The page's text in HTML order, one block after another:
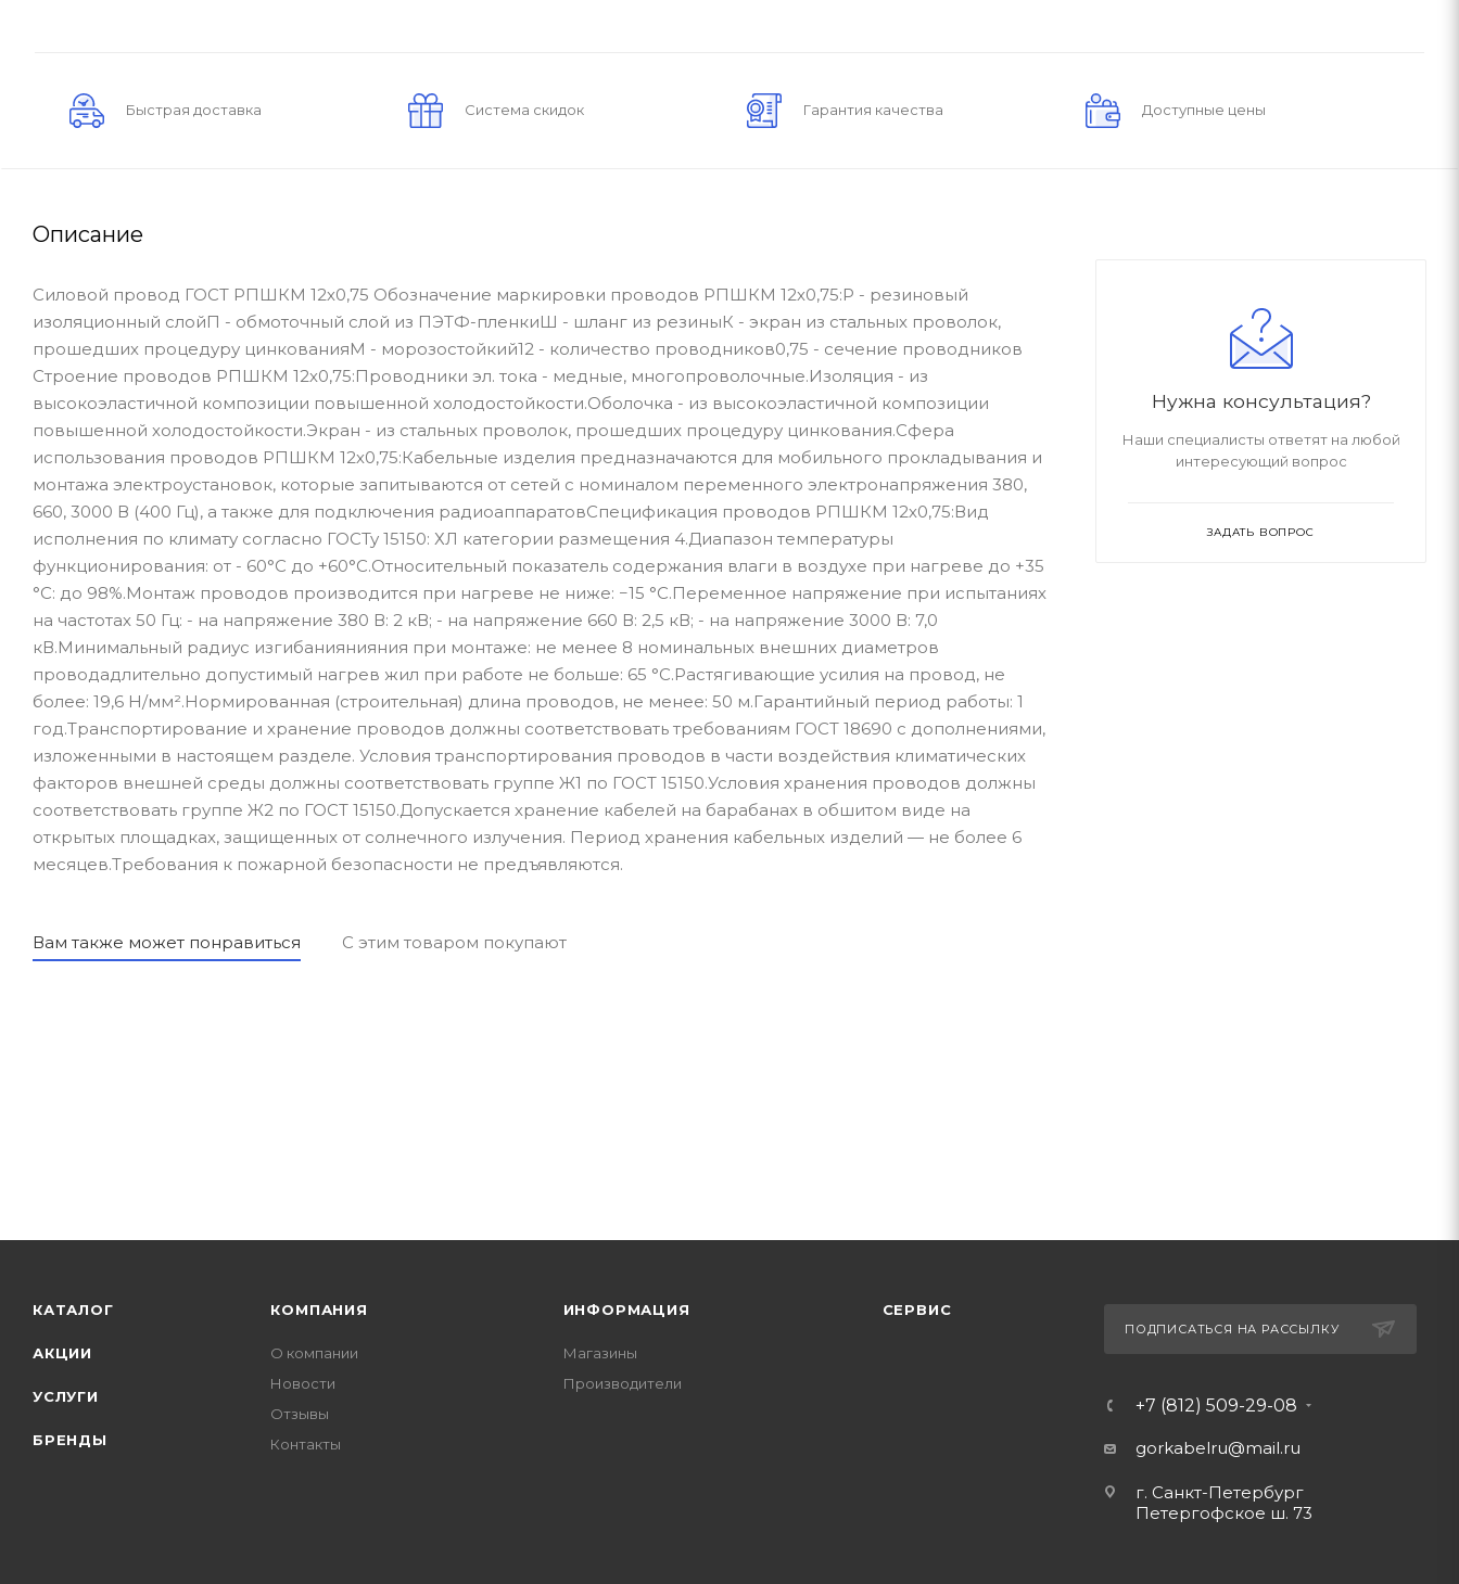
Быстрая доставка Система скидок Гарантия качества Доступные цены
Описание
Силовой провод ГОСТ РПШКМ 12х0,75 Обозначение маркировки проводов РПШКМ 12х0,75:Р - резиновый
изоляционный слойП - обмоточный слой из ПЭТФ-пленкиШ - шланг из резиныК - экран из стальных проволок,
прошедших процедуру цинкованияМ - морозостойкий12 - количество проводников0,75 - сечение проводников
Строение проводов РПШКМ 12х0,75:Проводники эл. тока - медные, многопроволочные.Изоляция - из
высокоэластичной композиции повышенной холодостойкости.Оболочка - из высокоэластичной композиции
повышенной холодостойкости.Экран - из стальных проволок, прошедших процедуру цинкования.Сфера
использования проводов РПШКМ 12х0,75:Кабельные изделия предназначаются для мобильного прокладывания и
монтажа электроустановок, которые запитываются от сетей с номиналом переменного электронапряжения 380,
660, 3000 В (400 Гц), а также для подключения радиоаппаратовСпецификация проводов РПШКМ 12х0,75:Вид
исполнения по климату согласно ГОСТу 15150: ХЛ категории размещения 4.Диапазон температуры
функционирования: от - 60°С до +60°С.Относительный показатель содержания влаги в воздухе при нагреве до +35
°С: до 98%.Монтаж проводов производится при нагреве не ниже: −15 °С.Переменное напряжение при испытаниях
на частотах 50 Гц: - на напряжение 380 В: 2 кВ; - на напряжение 660 В: 2,5 кВ; - на напряжение 3000 В: 7,0
кВ.Минимальный радиус изгибаниянияния при монтаже: не менее 8 номинальных внешних диаметров
проводадлительно допустимый нагрев жил при работе не больше: 65 °С.Растягивающие усилия на провод, не
более: 19,6 Н/мм².Нормированная (строительная) длина проводов, не менее: 50 м.Гарантийный период работы: 1
год.Транспортирование и хранение проводов должны соответствовать требованиям ГОСТ 18690 с дополнениями,
изложенными в настоящем разделе. Условия транспортирования проводов в части воздействия климатических
факторов внешней среды должны соответствовать группе Ж1 по ГОСТ 15150.Условия хранения проводов должны
соответствовать группе Ж2 по ГОСТ 15150.Допускается хранение кабелей на барабанах в обшитом виде на
открытых площадках, защищенных от солнечного излучения. Период хранения кабельных изделий — не более 6
месяцев.Требования к пожарной безопасности не предъявляются.
Вам также может понравиться С этим товаром покупают
Нужна консультация?
Наши специалисты ответят на любой
интересующий вопрос
ЗАДАТЬ ВОПРОС
КАТАЛОГ
АКЦИИ
УСЛУГИ
БРЕНДЫ
КОМПАНИЯ
О компании
Новости
Отзывы
Контакты
ИНФОРМАЦИЯ
Магазины
Производители
СЕРВИС
ПОДПИСАТЬСЯ НА РАССЫЛКУ
+7 (812) 509-29-08
gorkabelru@mail.ru
г. Санкт-Петербург
Петергофское ш. 73